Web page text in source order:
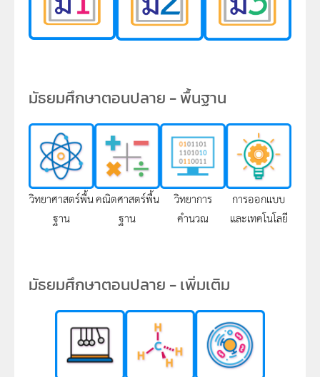
มัธยมศึกษาตอนปลาย - พื้นฐาน
วิทยาศาสตร์พื้น
ฐาน
คณิตศาสตร์พื้น
ฐาน
วิทยาการ
คำนวณ
การออกแบบ
และเทคโนโลยี
มัธยมศึกษาตอนปลาย - เพิ่มเติม